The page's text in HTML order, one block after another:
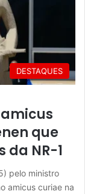
DESTAQUES
que
da NR-1
pelo ministro
amicus curiae na